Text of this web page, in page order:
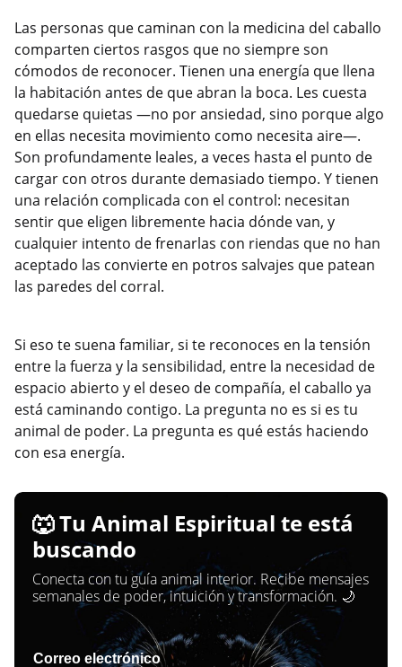
Las personas que caminan con la medicina del caballo
comparten ciertos rasgos que no siempre son
cómodos de reconocer. Tienen una energía que llena
la habitación antes de que abran la boca. Les cuesta
quedarse quietas —no por ansiedad, sino porque algo
en ellas necesita movimiento como necesita aire—.
Son profundamente leales, a veces hasta el punto de
cargar con otros durante demasiado tiempo. Y tienen
una relación complicada con el control: necesitan
sentir que eligen libremente hacia dónde van, y
cualquier intento de frenarlas con riendas que no han
aceptado las convierte en potros salvajes que patean
las paredes del corral.
Si eso te suena familiar, si te reconoces en la tensión
entre la fuerza y la sensibilidad, entre la necesidad de
espacio abierto y el deseo de compañía, el caballo ya
está caminando contigo. La pregunta no es si es tu
animal de poder. La pregunta es qué estás haciendo
con esa energía.
🐺 Tu Animal Espiritual te está
buscando
Conecta con tu guía animal interior. Recibe mensajes
semanales de poder, intuición y transformación. 🌙
Correo electrónico